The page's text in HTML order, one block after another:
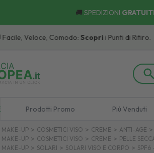
🚚 SPEDIZIONI
Veloce, Comodo:Scoprii Punti di Ritiro.
Prodotti Promo Più Venduti
MAKE-UP > COSMETICI VISO > CREME > ANTI-AGE >
MAKE-UP > COSMETICI VISO > CREME > PELLE
MAKE-UP > SOLARI > SOLARI VISO E CORPO > SPF6